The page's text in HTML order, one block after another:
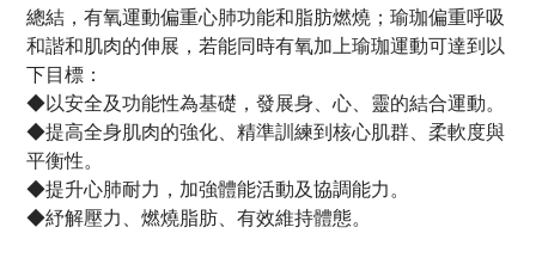
總結，有氧運動偏重心肺功能和脂肪燃燒；瑜珈偏重呼吸
和諧和肌肉的伸展，若能同時有氧加上瑜珈運動可達到以
下目標：
◆以安全及功能性為基礎，發展身、心、靈的結合運動。
◆提高全身肌肉的強化、精準訓練到核心肌群、柔軟度與
平衡性。
◆提升心肺耐力，加強體能活動及協調能力。
◆紓解壓力、燃燒脂肪、有效維持體態。